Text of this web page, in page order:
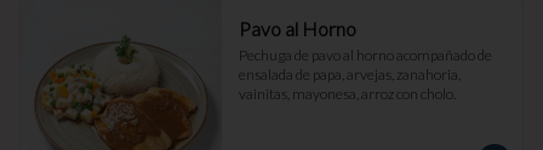
Pavo al Horno
Pechuga de pavo al horno acompañado de
ensalada de papa, arvejas, zanahoria,
vainitas, mayonesa, arroz con cholo.